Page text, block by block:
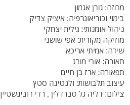
מחזה: גורן אגמון
בימוי וכוריאוגרפיה: איציק צדיק
ניהול אומנותי: גילית יצחקי
מוזיקה מקורית: אפי שושני
שירה: אמיתי אריכא
תאורה: אורי מורג
תפאורה: ארז בן חיים
עיצוב תלבושות: ולנטינה סטץ
צילום: דליה גל סברדלין , רדי רובינשטיין